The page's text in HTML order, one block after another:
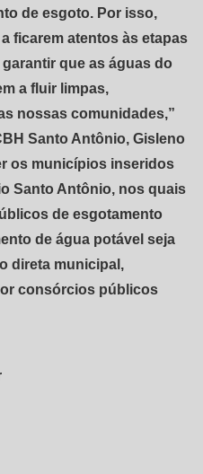
de esgoto. Por isso,
ficarem atentos às etapas
que as águas do
a fluir limpas,
nossas comunidades,”
Santo Antônio, Gisleno
os municípios inseridos
Santo Antônio, nos quais
de esgotamento
de água potável seja
direta municipal,
consórcios públicos